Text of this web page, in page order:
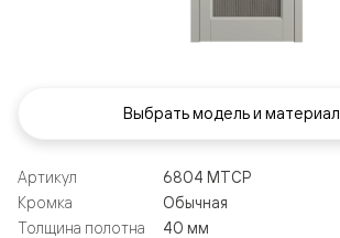
Артикул
6804 МТСР
Кромка
Обычная
Толщина полотна
40 мм
Выбрать модель и материал